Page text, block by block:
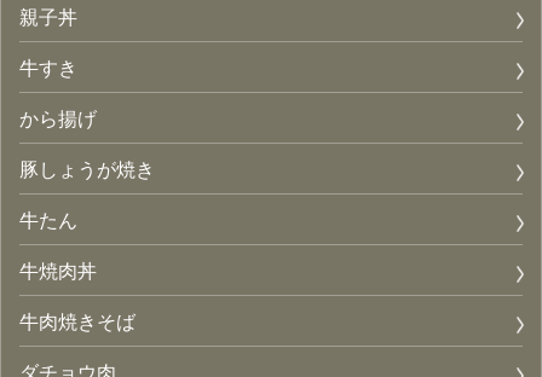
親子丼
牛すき
から揚げ
豚しょうが焼き
牛たん
牛焼肉丼
牛肉焼きそば
ダチョウ肉